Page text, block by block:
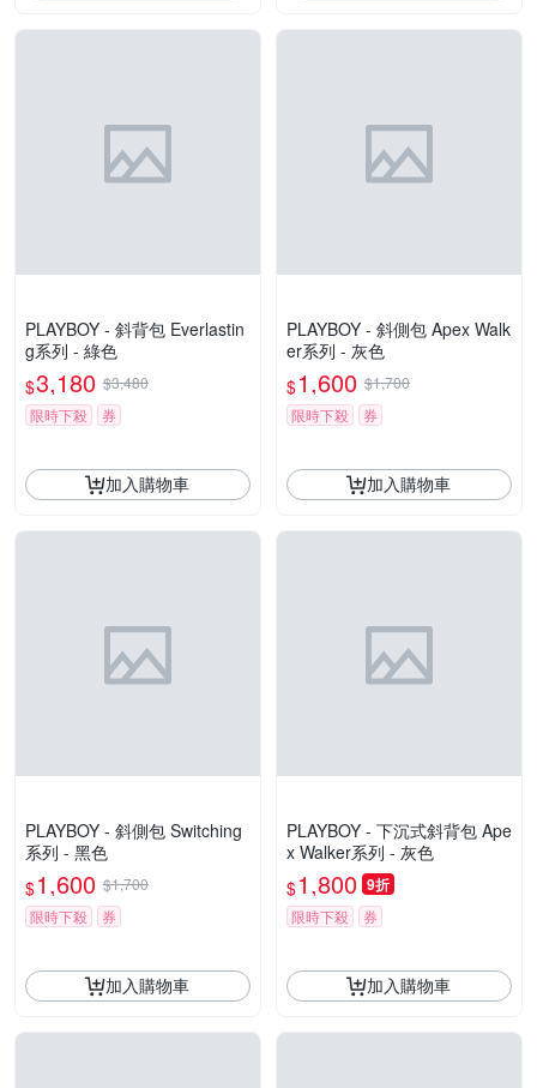
PLAYBOY - 斜背包 Everlastin
g系列 - 綠色
$3,180 $3,480
限時下殺
券
加入購物車
PLAYBOY - 斜側包 Apex Walk
er系列 - 灰色
$1,600 $1,700
限時下殺
券
加入購物車
PLAYBOY - 斜側包 Switching
系列 - 黑色
$1,600 $1,700
限時下殺
券
加入購物車
PLAYBOY - 下沉式斜背包 Ape
x Walker系列 - 灰色
$1,800 9折
限時下殺 券
加入購物車